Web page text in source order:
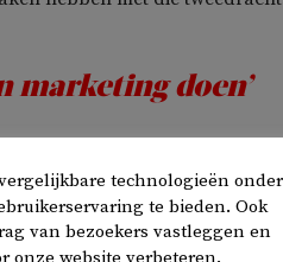
marketing doen’
hebben als ze meer mensen
Ik zag eens langs de weg
kwam op social media niets
technologieën onder
te bieden. Ook
van bezoekers vastleggen en